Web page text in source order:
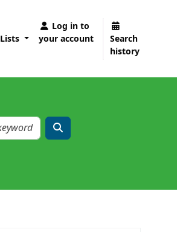
Lists
Log in to
your account
Search
history